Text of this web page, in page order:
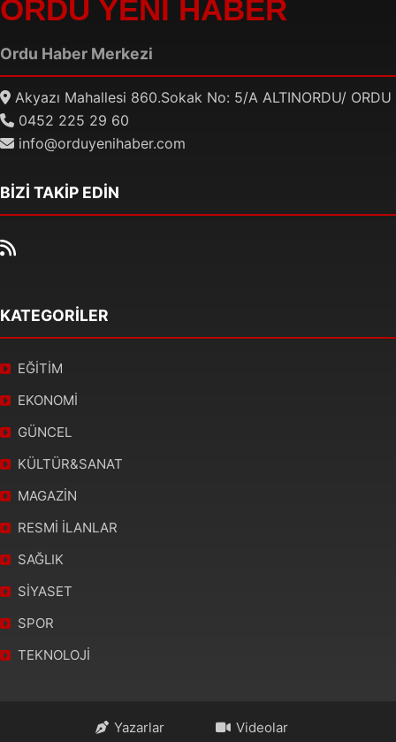
ORDU YENİ HABER
Ordu Haber Merkezi
Akyazı Mahallesi 860.Sokak No: 5/A ALTINORDU/ ORDU
0452 225 29 60
info@orduyenihaber.com
BİZİ TAKİP EDİN
KATEGORİLER
EĞİTİM
EKONOMİ
GÜNCEL
KÜLTÜR&SANAT
MAGAZİN
RESMİ İLANLAR
SAĞLIK
SİYASET
SPOR
TEKNOLOJİ
Yazarlar Videolar